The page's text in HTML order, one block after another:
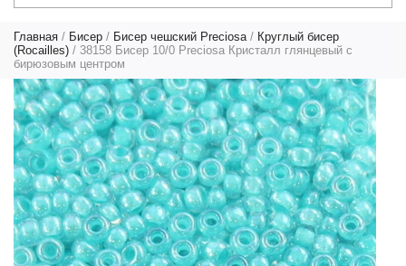
Главная / Бисер / Бисер чешский Preciosa / Круглый бисер
(Rocailles) / 38158 Бисер 10/0 Preciosa Кристалл глянцевый с
бирюзовым центром